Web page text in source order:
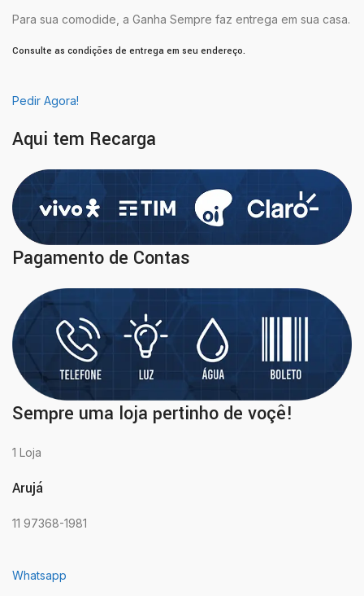
Para sua comodide, a Ganha Sempre faz entrega em sua casa.
Consulte as condições de entrega em seu endereço.
Pedir Agora!
Aqui tem Recarga
Pagamento de Contas
Sempre uma loja pertinho de voçê!
1 Loja
Arujá
11 97368-1981
Whatsapp